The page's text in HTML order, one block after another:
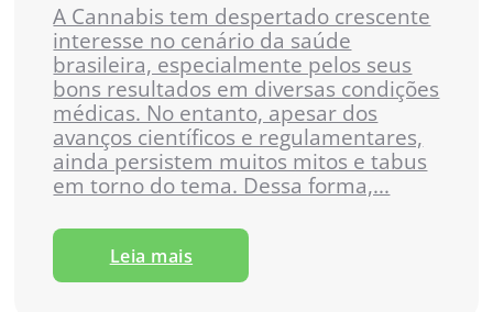
A Cannabis tem despertado crescente
interesse no cenário da saúde
brasileira, especialmente pelos seus
bons resultados em diversas condições
médicas. No entanto, apesar dos
avanços científicos e regulamentares,
ainda persistem muitos mitos e tabus
em torno do tema. Dessa forma,...
Leia mais